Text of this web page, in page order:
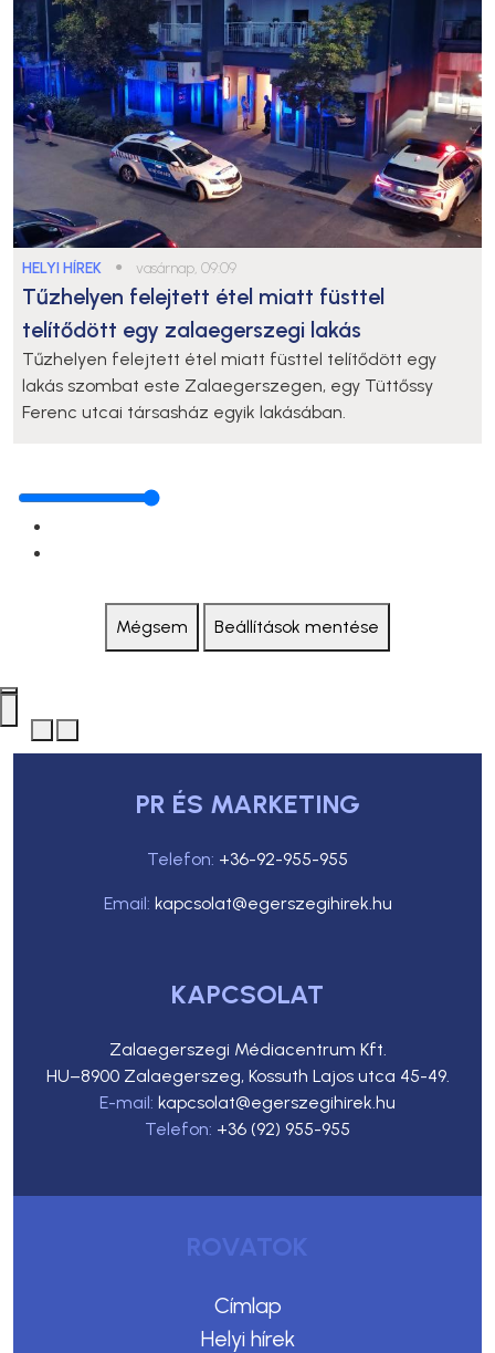
HELYI HÍREK ● vasárnap, 09:09
Tűzhelyen felejtett étel miatt füsttel
telítődött egy zalaegerszegi lakás
Tűzhelyen felejtett étel miatt füsttel telítődött egy
lakás szombat este Zalaegerszegen, egy Tüttőssy
Ferenc utcai társasház egyik lakásában.
Mégsem Beállítások mentése
PR ÉS MARKETING
Telefon: +36-92-955-955
Email: kapcsolat@egerszegihirek.hu
KAPCSOLAT
Zalaegerszegi Médiacentrum Kft.
HU–8900 Zalaegerszeg, Kossuth Lajos utca 45-49.
E-mail: kapcsolat@egerszegihirek.hu
Telefon: +36 (92) 955-955
ROVATOK
Címlap
Helyi hírek